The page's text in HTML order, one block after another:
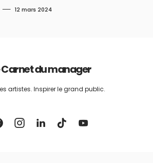
12 mars 2024
Carnet du manager
artistes. Inspirer le grand public.